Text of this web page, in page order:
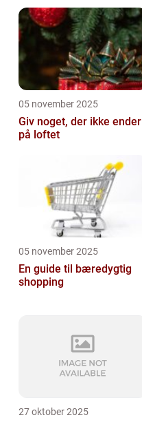
05 november 2025
Giv noget, der ikke ender
på loftet
05 november 2025
En guide til bæredygtig
shopping
27 oktober 2025